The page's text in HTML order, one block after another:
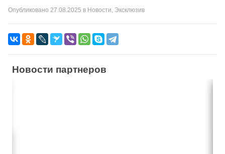
Опубликовано 27.08.2025 в Новости, Эксклюзив
Новости партнеров